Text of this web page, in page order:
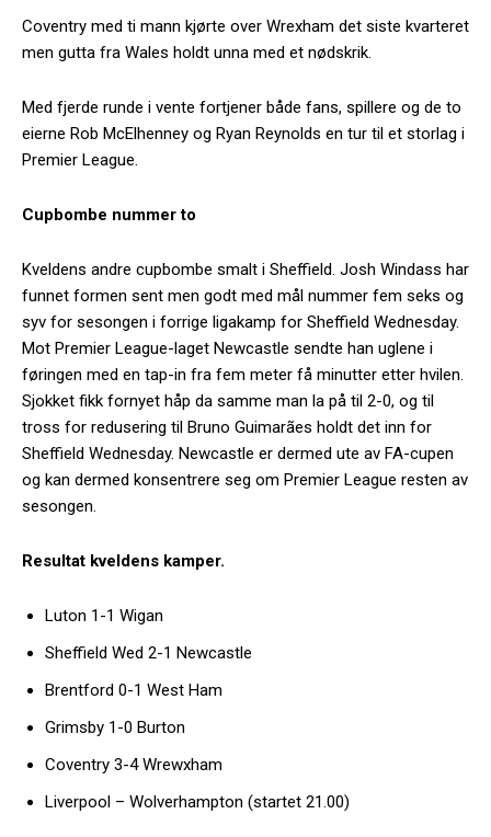
Coventry med ti mann kjørte over Wrexham det siste kvarteret
men gutta fra Wales holdt unna med et nødskrik.
Med fjerde runde i vente fortjener både fans, spillere og de to
eierne Rob McElhenney og Ryan Reynolds en tur til et storlag i
Premier League.
Cupbombe nummer to
Kveldens andre cupbombe smalt i Sheffield. Josh Windass har
funnet formen sent men godt med mål nummer fem seks og
syv for sesongen i forrige ligakamp for Sheffield Wednesday.
Mot Premier League-laget Newcastle sendte han uglene i
føringen med en tap-in fra fem meter få minutter etter hvilen.
Sjokket fikk fornyet håp da samme man la på til 2-0, og til
tross for redusering til Bruno Guimarães holdt det inn for
Sheffield Wednesday. Newcastle er dermed ute av FA-cupen
og kan dermed konsentrere seg om Premier League resten av
sesongen.
Resultat kveldens kamper.
Luton 1-1 Wigan
Sheffield Wed 2-1 Newcastle
Brentford 0-1 West Ham
Grimsby 1-0 Burton
Coventry 3-4 Wrewxham
Liverpool – Wolverhampton (startet 21.00)